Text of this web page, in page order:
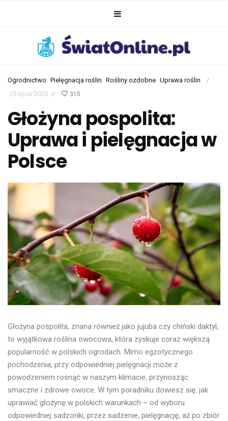
Ogrodnictwo Pielęgnacja roślin Rośliny ozdobne Uprawa roślin /
25 lipca 2025 / 315
Głożyna pospolita:
Uprawa i pielęgnacja w
Polsce
Głożyna pospolita, znana również jako jujuba czy chiński daktyl,
to wyjątkowa roślina owocowa, która zyskuje coraz większą
popularność w polskich ogrodach. Mimo egzotycznego
pochodzenia, przy odpowiedniej pielęgnacji może z
powodzeniem rosnąć w naszym klimacie, przynosząc
smaczne i zdrowe owoce. W tym poradniku dowiesz się, jak
uprawiać głożynę w polskich warunkach – od wyboru
odpowiedniej sadzonki, przez sadzenie, pielęgnację, aż po zbiór